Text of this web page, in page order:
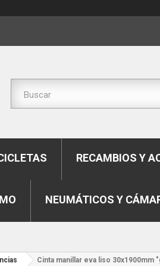
RECAMBIOS Y
NEUMÁTICOS Y
Cinta manillar eva liso 30x1900mm